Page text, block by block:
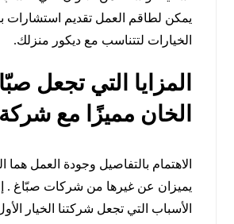
يمكن لطاقم العمل تقديم
الخيارات لتتناسب مع ديكور منزلك.
المزايا التي تجعل
الخان مميزًا مع شركة
الاهتمام بالتفاصيل وجودة العمل هما
يميزان عن غيرها من شركات صبّاغ .
الأسباب التي تجعل شركتنا الخيار